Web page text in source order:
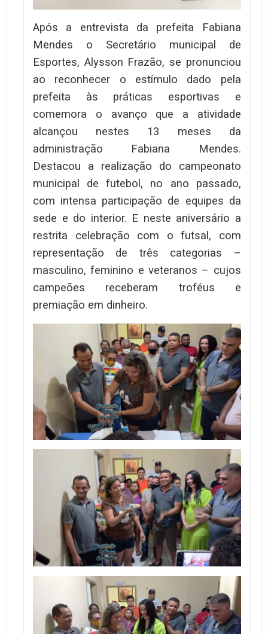
Após a entrevista da prefeita Fabiana
Mendes o Secretário municipal de
Esportes, Alysson Frazão, se pronunciou
ao reconhecer o estímulo dado pela
prefeita às práticas esportivas e
comemora o avanço que a atividade
alcançou nestes 13 meses da
administração Fabiana Mendes.
Destacou a realização do campeonato
municipal de futebol, no ano passado,
com intensa participação de equipes da
sede e do interior. E neste aniversário a
restrita celebração com o futsal, com
representação de três categorias –
masculino, feminino e veteranos – cujos
campeões receberam troféus e
premiação em dinheiro.